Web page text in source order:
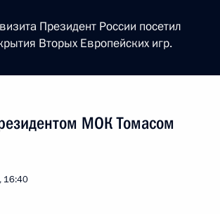
Президент России посетил
Вторых Европейских игр.
МОК Томасом
16:40